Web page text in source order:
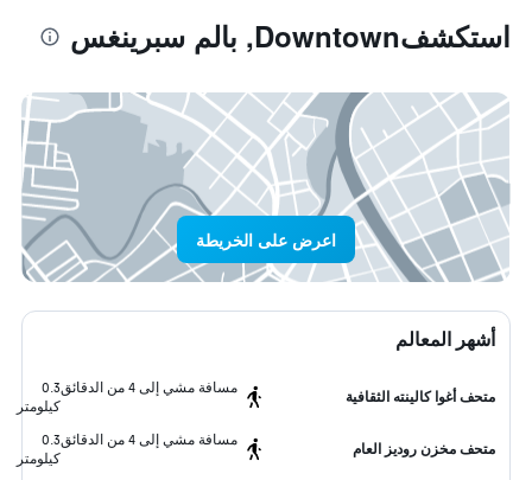
استكشفDowntown, بالم سبرينغس
اعرض على الخريطة
أشهر المعالم
متحف أغوا كالينته الثقافية
مسافة مشي إلى 4 من الدقائق
0.3
كيلومتر
متحف مخزن روديز العام
مسافة مشي إلى 4 من الدقائق
0.3
كيلومتر